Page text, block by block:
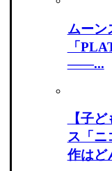
ムーン
「
――...
【子
ス「ニ
作はど